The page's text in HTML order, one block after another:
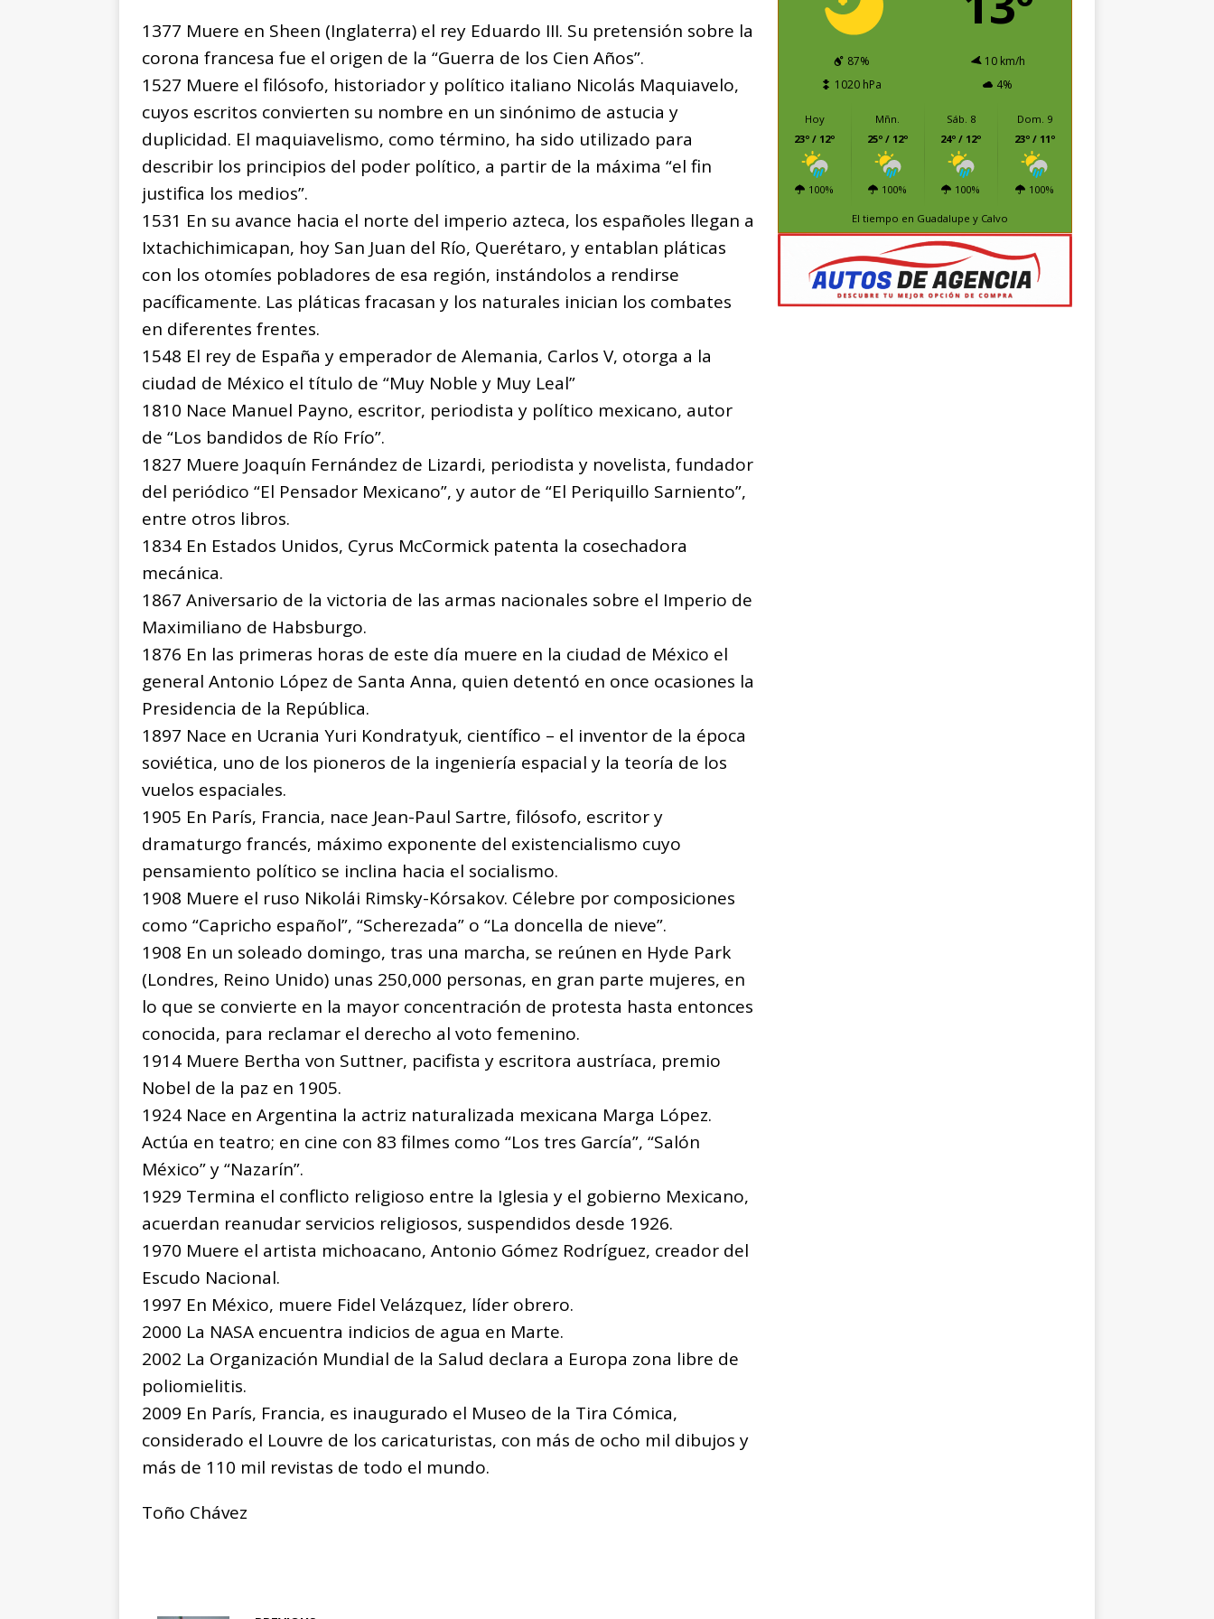
1377 Muere en Sheen (Inglaterra) el rey Eduardo III. Su pretensión sobre la
corona francesa fue el origen de la “Guerra de los Cien Años”.
1527 Muere el filósofo, historiador y político italiano Nicolás Maquiavelo,
cuyos escritos convierten su nombre en un sinónimo de astucia y
duplicidad. El maquiavelismo, como término, ha sido utilizado para
describir los principios del poder político, a partir de la máxima “el fin
justifica los medios”.
1531 En su avance hacia el norte del imperio azteca, los españoles llegan a
Ixtachichimicapan, hoy San Juan del Río, Querétaro, y entablan pláticas
con los otomíes pobladores de esa región, instándolos a rendirse
pacíficamente. Las pláticas fracasan y los naturales inician los combates
en diferentes frentes.
1548 El rey de España y emperador de Alemania, Carlos V, otorga a la
ciudad de México el título de “Muy Noble y Muy Leal”
1810 Nace Manuel Payno, escritor, periodista y político mexicano, autor
de “Los bandidos de Río Frío”.
1827 Muere Joaquín Fernández de Lizardi, periodista y novelista, fundador
del periódico “El Pensador Mexicano”, y autor de “El Periquillo Sarniento”,
entre otros libros.
1834 En Estados Unidos, Cyrus McCormick patenta la cosechadora
mecánica.
1867 Aniversario de la victoria de las armas nacionales sobre el Imperio de
Maximiliano de Habsburgo.
1876 En las primeras horas de este día muere en la ciudad de México el
general Antonio López de Santa Anna, quien detentó en once ocasiones la
Presidencia de la República.
1897 Nace en Ucrania Yuri Kondratyuk, científico – el inventor de la época
soviética, uno de los pioneros de la ingeniería espacial y la teoría de los
vuelos espaciales.
1905 En París, Francia, nace Jean-Paul Sartre, filósofo, escritor y
dramaturgo francés, máximo exponente del existencialismo cuyo
pensamiento político se inclina hacia el socialismo.
1908 Muere el ruso Nikolái Rimsky-Kórsakov. Célebre por composiciones
como “Capricho español”, “Scherezada” o “La doncella de nieve”.
1908 En un soleado domingo, tras una marcha, se reúnen en Hyde Park
(Londres, Reino Unido) unas 250,000 personas, en gran parte mujeres, en
lo que se convierte en la mayor concentración de protesta hasta entonces
conocida, para reclamar el derecho al voto femenino.
1914 Muere Bertha von Suttner, pacifista y escritora austríaca, premio
Nobel de la paz en 1905.
1924 Nace en Argentina la actriz naturalizada mexicana Marga López.
Actúa en teatro; en cine con 83 filmes como “Los tres García”, “Salón
México” y “Nazarín”.
1929 Termina el conflicto religioso entre la Iglesia y el gobierno Mexicano,
acuerdan reanudar servicios religiosos, suspendidos desde 1926.
1970 Muere el artista michoacano, Antonio Gómez Rodríguez, creador del
Escudo Nacional.
1997 En México, muere Fidel Velázquez, líder obrero.
2000 La NASA encuentra indicios de agua en Marte.
2002 La Organización Mundial de la Salud declara a Europa zona libre de
poliomielitis.
2009 En París, Francia, es inaugurado el Museo de la Tira Cómica,
considerado el Louvre de los caricaturistas, con más de ocho mil dibujos y
más de 110 mil revistas de todo el mundo.
Toño Chávez
87%
10 km/h
1020 hPa
4%
Hoy
23º / 12º
100%
Mñn.
25º / 12º
100%
Sáb. 8
24º / 12º
100%
Dom. 9
23º / 11º
100%
El tiempo en Guadalupe y Calvo